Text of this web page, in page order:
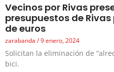
Vecinos por Rivas
presupuestos de
de euros
zarabanda 9 enero, 2024
Solicitan la eliminación de
bici.